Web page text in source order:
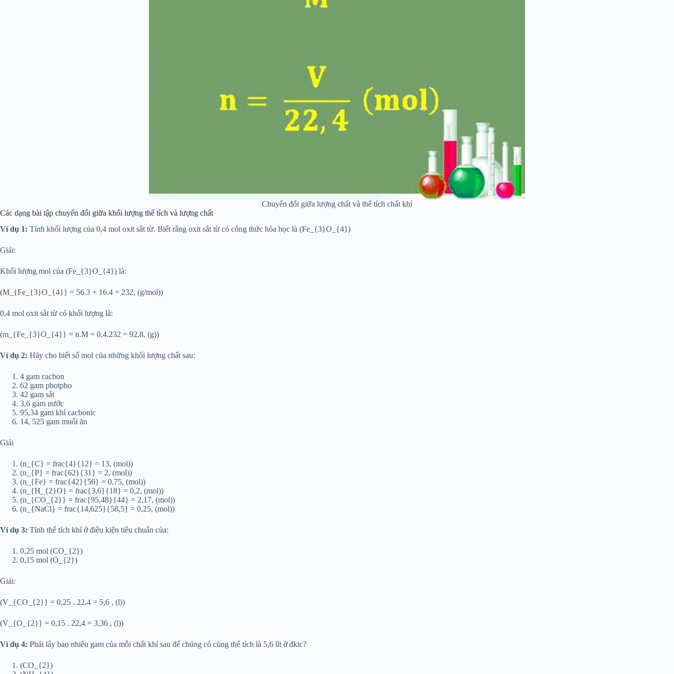
Chuyển đổi giữa lượng chất và thể tích chất khí
Các dạng bài tập chuyển đổi giữa khối lượng thể tích và lượng chất
Ví dụ 1: Tính khối lượng của 0,4 mol oxit sắt từ. Biết rằng oxit sắt từ có công thức hóa học là (Fe_{3}O_{4})
Giải:
Khối lượng mol của (Fe_{3}O_{4}) là:
(M_{Fe_{3}O_{4}} = 56.3 + 16.4 = 232, (g/mol))
0,4 mol oxit sắt từ có khối lượng là:
(m_{Fe_{3}O_{4}} = n.M = 0,4.232 = 92,8, (g))
Ví dụ 2: Hãy cho biết số mol của những khối lượng chất sau:
4 gam cacbon
62 gam photpho
42 gam sắt
3,6 gam nước
95,34 gam khí cacbonic
14, 525 gam muối ăn
Giải
(n_{C} = frac{4}{12} = 13, (mol))
(n_{P} = frac{62}{31} = 2, (mol))
(n_{Fe} = frac{42}{56} = 0,75, (mol))
(n_{H_{2}O} = frac{3,6}{18} = 0,2, (mol))
(n_{CO_{2}} = frac{95,48}{44} = 2,17, (mol))
(n_{NaCl} = frac{14,625}{58,5} = 0,25, (mol))
Ví dụ 3: Tính thể tích khí ở điều kiện tiêu chuẩn của:
0,25 mol (CO_{2})
0,15 mol (O_{2})
Giải:
(V_{CO_{2}} = 0,25 . 22,4 = 5,6 , (l))
(V_{O_{2}} = 0,15 . 22,4 = 3,36 , (l))
Ví dụ 4: Phải lấy bao nhiêu gam của mỗi chất khí sau để chúng có cùng thể tích là 5,6 lít ở đktc?
(CO_{2})